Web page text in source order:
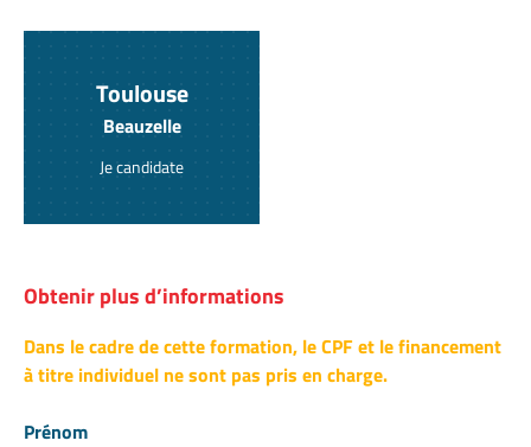
Toulouse
Beauzelle
Je candidate
Obtenir plus d’informations
Dans le cadre de cette formation, le CPF et le financement
à titre individuel ne sont pas pris en charge.
Prénom